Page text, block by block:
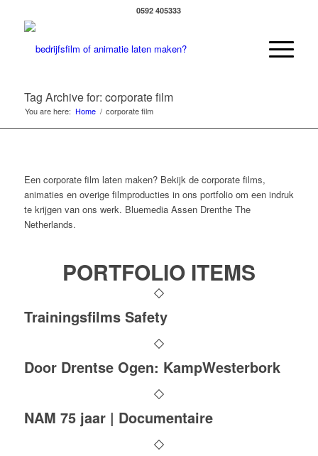
0592 405333
Tag Archive for: corporate film
You are here: Home / corporate film
Een corporate film laten maken? Bekijk de corporate films,
animaties en overige filmproducties in ons portfolio om een indruk
te krijgen van ons werk. Bluemedia Assen Drenthe The
Netherlands.
PORTFOLIO ITEMS
Trainingsfilms Safety
Door Drentse Ogen: KampWesterbork
NAM 75 jaar | Documentaire